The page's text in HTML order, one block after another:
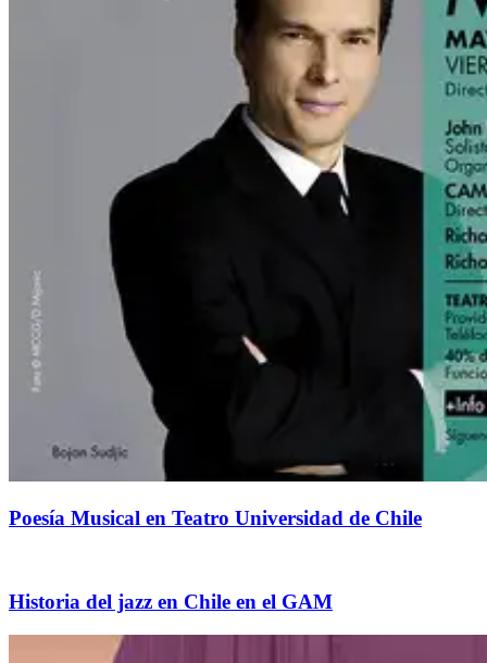
Poesía Musical en Teatro Universidad de Chile
Historia del jazz en Chile en el GAM